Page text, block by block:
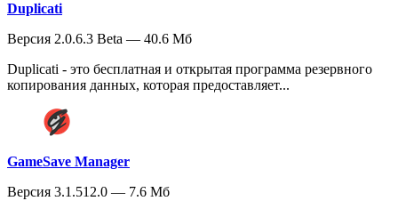
Duplicati
Версия 2.0.6.3 Beta — 40.6 Мб
Duplicati - это бесплатная и открытая программа резервного
копирования данных, которая предоставляет...
GameSave Manager
Версия 3.1.512.0 — 7.6 Мб